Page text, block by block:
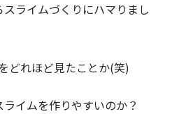
ライムづくりにハマりまし
どれほど見たことか(笑)
イムを作りやすいのか？